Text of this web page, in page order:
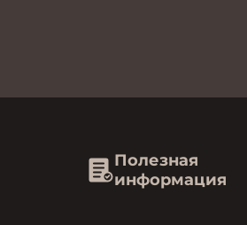
Полезная
информация